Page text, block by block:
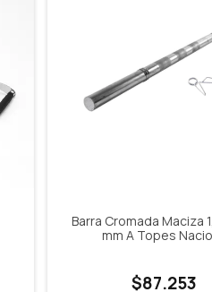
Barra Cromada Maciza
mm A Topes
$87.253